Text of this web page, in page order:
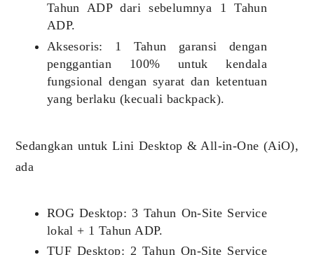
Tahun ADP dari sebelumnya 1 Tahun
ADP.
Aksesoris: 1 Tahun garansi dengan
penggantian 100% untuk kendala
fungsional dengan syarat dan ketentuan
yang berlaku (kecuali backpack).
Sedangkan untuk Lini Desktop & All-in-One (AiO),
ada
ROG Desktop: 3 Tahun On-Site Service
lokal + 1 Tahun ADP.
TUF Desktop: 2 Tahun On-Site Service